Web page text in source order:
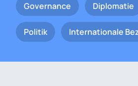
Governance Diplomatie
Politik Internationale